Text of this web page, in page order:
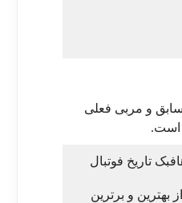
سابق و مربی فعلی
است.
تاریخ فوتبال
بهترین و برترین